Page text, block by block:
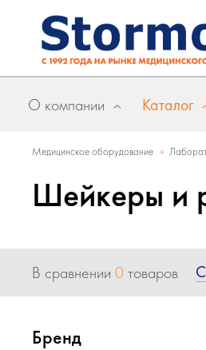
О компании Каталог
Медицинское оборудование »
Шейкеры и
В сравнении 0товаров
Бренд